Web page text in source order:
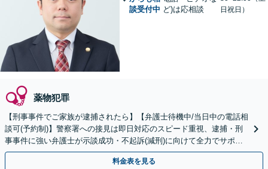
談受付中 ど)は応相談
日祝日）
薬物犯罪
【刑事事件でご家族が逮捕されたら】【弁護士待機中/当日中の電話相
談可(予約制)】警察署への接見は即日対応のスピード重視、逮捕・刑
事事件に強い弁護士が示談成功・不起訴(減刑)に向けて全力でサポー
トします。【加害者側の相談専門】
料金表を見る